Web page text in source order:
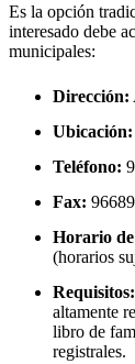
Es la opción
interesado debe
municipales:
Dirección:
Ubicación:
Teléfono:
Fax:
Horario
(horarios
Requisitos:
altamente
libro de
registrales.